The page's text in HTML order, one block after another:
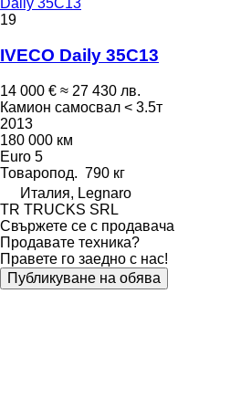
Daily 35C13
19
IVECO Daily 35C13
14 000 € ≈ 27 430 лв.
Камион самосвал < 3.5т
2013
180 000 км
Euro 5
Товаропод. 790 кг
Италия, Legnaro
TR TRUCKS SRL
Свържете се с продавача
Продавате техника?
Правете го заедно с нас!
Публикуване на обява